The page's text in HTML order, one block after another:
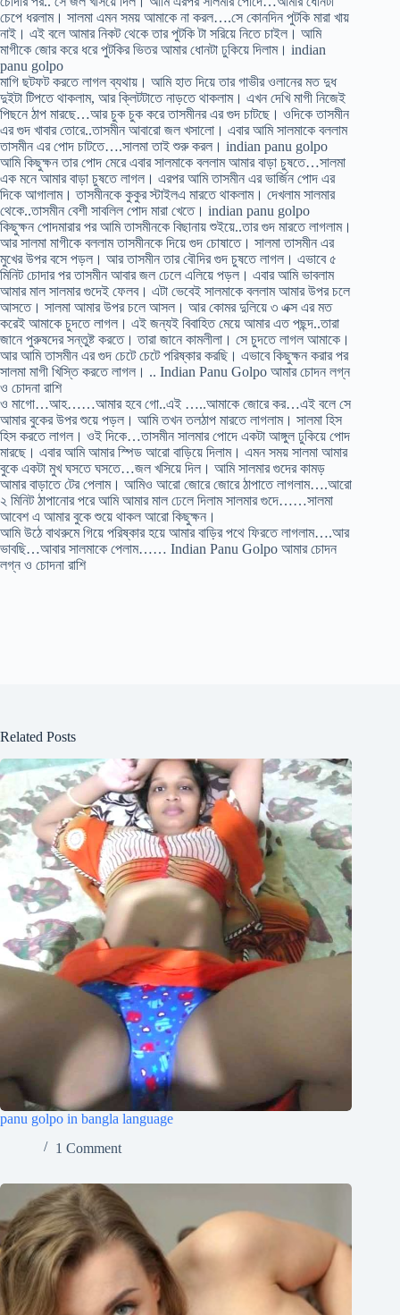
চেপে ধরলাম। সালমা এমন সময় আমাকে না করল….সে কোনদিন পুটকি মারা খায়
নাই। এই বলে আমার নিকট থেকে তার পুটকি টা সরিয়ে নিতে চাইল। আমি
মাগীকে জোর করে ধরে পুটকির ভিতর আমার ধোনটা ঢুকিয়ে দিলাম। indian
panu golpo
মাগি ছটফট করতে লাগল ব্যথায়। আমি হাত দিয়ে তার গাভীর ওলানের মত দুধ
দুইটা টিপতে থাকলাম, আর ক্লিটটাতে নাড়তে থাকলাম। এখন দেখি মাগী নিজেই
পিছনে ঠাপ মারছে…আর চুক চুক করে তাসমীনর এর গুদ চাটছে। ওদিকে তাসমীন
এর গুদ খাবার তোরে..তাসমীন আবারো জল খসালো। এবার আমি সালমাকে বললাম
তাসমীন এর পোদ চাটতে….সালমা তাই শুরু করল। indian panu golpo
আমি কিছুক্ষন তার পোদ মেরে এবার সালমাকে বললাম আমার বাড়া চুষতে…সালমা
এক মনে আমার বাড়া চুষতে লাগল। এরপর আমি তাসমীন এর ভার্জিন পোদ এর
দিকে আগালাম। তাসমীনকে কুকুর স্টাইলএ মারতে থাকলাম। দেখলাম সালমার
থেকে..তাসমীন বেশী সাবলিল পোদ মারা খেতে। indian panu golpo
কিছুক্ষন পোদমারার পর আমি তাসমীনকে বিছানায় শুইয়ে..তার গুদ মারতে লাগলাম।
আর সালমা মাগীকে বললাম তাসমীনকে দিয়ে গুদ চোষাতে। সালমা তাসমীন এর
মুখের উপর বসে পড়ল। আর তাসমীন তার বৌদির গুদ চুষতে লাগল। এভাবে ৫
মিনিট চোদার পর তাসমীন আবার জল ঢেলে এলিয়ে পড়ল। এবার আমি ভাবলাম
আমার মাল সালমার গুদেই ফেলব। এটা ভেবেই সালমাকে বললাম আমার উপর চলে
আসতে। সালমা আমার উপর চলে আসল। আর কোমর দুলিয়ে ৩ এক্স এর মত
করেই আমাকে চুদতে লাগল। এই জন্যই বিবাহিত মেয়ে আমার এত পছন্দ..তারা
জানে পুরুষদের সন্তুষ্ট করতে। তারা জানে কামলীলা। সে চুদতে লাগল আমাকে।
আর আমি তাসমীন এর গুদ চেটে চেটে পরিষ্কার করছি। এভাবে কিছুক্ষন করার পর
সালমা মাগী খিস্তি করতে লাগল। .. Indian Panu Golpo আমার চোদন লগ্ন
ও চোদনা রাশি
ও মাগো…আহ……আমার হবে গো..এই …..আমাকে জোরে কর…এই বলে সে
আমার বুকের উপর শুয়ে পড়ল। আমি তখন তলঠাপ মারতে লাগলাম। সালমা হিস
হিস করতে লাগল। ওই দিকে…তাসমীন সালমার পোদে একটা আঙ্গুল ঢুকিয়ে পোদ
মারছে। এবার আমি আমার স্পিড আরো বাড়িয়ে দিলাম। এমন সময় সালমা আমার
বুকে একটা মুখ ঘসতে ঘসতে…জল খসিয়ে দিল। আমি সালমার গুদের কামড়
আমার বাড়াতে টের পেলাম। আমিও আরো জোরে জোরে ঠাপাতে লাগলাম….আরো
২ মিনিট ঠাপানোর পরে আমি আমার মাল ঢেলে দিলাম সালমার গুদে……সালমা
আবেশ এ আমার বুকে শুয়ে থাকল আরো কিছুক্ষন।
আমি উঠে বাথরুমে গিয়ে পরিষ্কার হয়ে আমার বাড়ির পথে ফিরতে লাগলাম….আর
ভাবছি…আবার সালমাকে পেলাম…… Indian Panu Golpo আমার চোদন
লগ্ন ও চোদনা রাশি
Related Posts
panu golpo in bangla language
1 Comment